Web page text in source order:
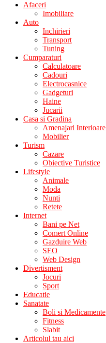
Afaceri
Imobiliare
Auto
Inchirieri
Transport
Tuning
Cumparaturi
Calculatoare
Cadouri
Electrocasnice
Gadgeturi
Haine
Jucarii
Casa si Gradina
Amenajari Interioare
Mobilier
Turism
Cazare
Obiective Turistice
Lifestyle
Animale
Moda
Nunti
Retete
Internet
Bani pe Net
Comert Online
Gazduire Web
SEO
Web Design
Divertisment
Jocuri
Sport
Educatie
Sanatate
Boli si Medicamente
Fitness
Slabit
Articolul tau aici